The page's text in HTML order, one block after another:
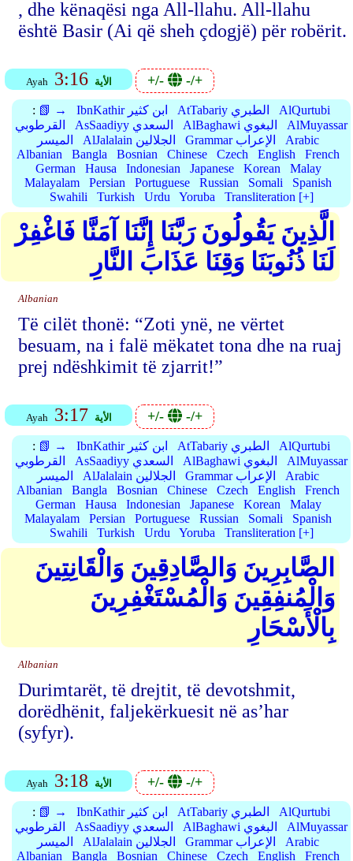
, dhe kënaqësi nga All-llahu. All-llahu
është Basir (Ai që sheh çdogjë) për robërit.
Ayah 3:16 الأية +/- -/+
: 📗 → IbnKathir ابن كثير AtTabariy الطبري
AlQurtubi
القرطوبي
AsSaadiyy السعدي AlBaghawi البغوي
AlMuyassar
الميسر
AlJalalain الجلالين Grammar الإعراب
Arabic
Albanian
Bangla Bosnian Chinese Czech English
French
German
Hausa Indonesian Japanese Korean
Malay
Malayalam
Persian Portuguese Russian Somali
Spanish
Swahili
Turkish Urdu Yoruba Transliteration [+]
الَّذِينَ يَقُولُونَ رَبَّنَا إِنَّنَا آمَنَّا فَاغْفِرْ
لَنَا ذُنُوبَنَا وَقِنَا عَذَابَ النَّارِ
Albanian
Të cilët thonë: “Zoti ynë, ne vërtet
besuam, na i falë mëkatet tona dhe na ruaj
prej ndëshkimit të zjarrit!”
Ayah 3:17 الأية +/- -/+
: 📗 → IbnKathir ابن كثير AtTabariy الطبري
AlQurtubi
القرطوبي
AsSaadiyy السعدي AlBaghawi البغوي
AlMuyassar
الميسر
AlJalalain الجلالين Grammar الإعراب
Arabic
Albanian
Bangla Bosnian Chinese Czech English
French
German
Hausa Indonesian Japanese Korean
Malay
Malayalam
Persian Portuguese Russian Somali
Spanish
Swahili
Turkish Urdu Yoruba Transliteration [+]
الصَّابِرِينَ وَالصَّادِقِينَ وَالْقَانِتِينَ
وَالْمُنفِقِينَ وَالْمُسْتَغْفِرِينَ
بِالْأَسْحَارِ
Albanian
Durimtarët, të drejtit, të devotshmit,
dorëdhënit, faljekërkuesit në as’har
(syfyr).
Ayah 3:18 الأية +/- -/+
: 📗 → IbnKathir ابن كثير AtTabariy الطبري
AlQurtubi
القرطوبي
AsSaadiyy السعدي AlBaghawi البغوي
AlMuyassar
الميسر
AlJalalain الجلالين Grammar الإعراب
Arabic
Albanian
Bangla Bosnian Chinese Czech English
French